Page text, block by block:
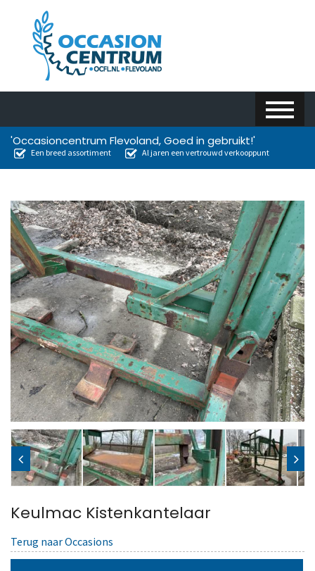
'Occasioncentrum Flevoland, Goed in gebruikt!'
Een breed assortiment Al jaren een vertrouwd verkooppunt
Keulmac Kistenkantelaar
Terug naar Occasions